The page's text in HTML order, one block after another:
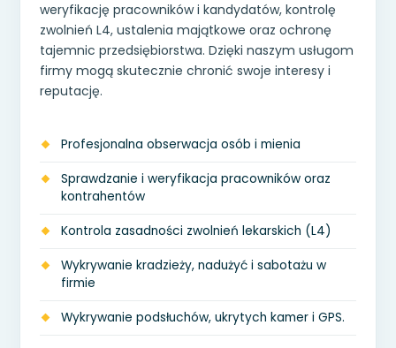
weryfikację pracowników i kandydatów, kontrolę
zwolnień L4, ustalenia majątkowe oraz ochronę
tajemnic przedsiębiorstwa. Dzięki naszym usługom
firmy mogą skutecznie chronić swoje interesy i
reputację.
Profesjonalna obserwacja osób i mienia
Sprawdzanie i weryfikacja pracowników oraz
kontrahentów
Kontrola zasadności zwolnień lekarskich (L4)
Wykrywanie kradzieży, nadużyć i sabotażu w
firmie
Wykrywanie podsłuchów, ukrytych kamer i GPS.